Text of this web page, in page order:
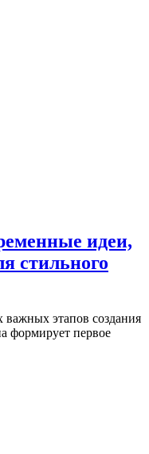
идеи,
стильного
этапов создания
формирует первое